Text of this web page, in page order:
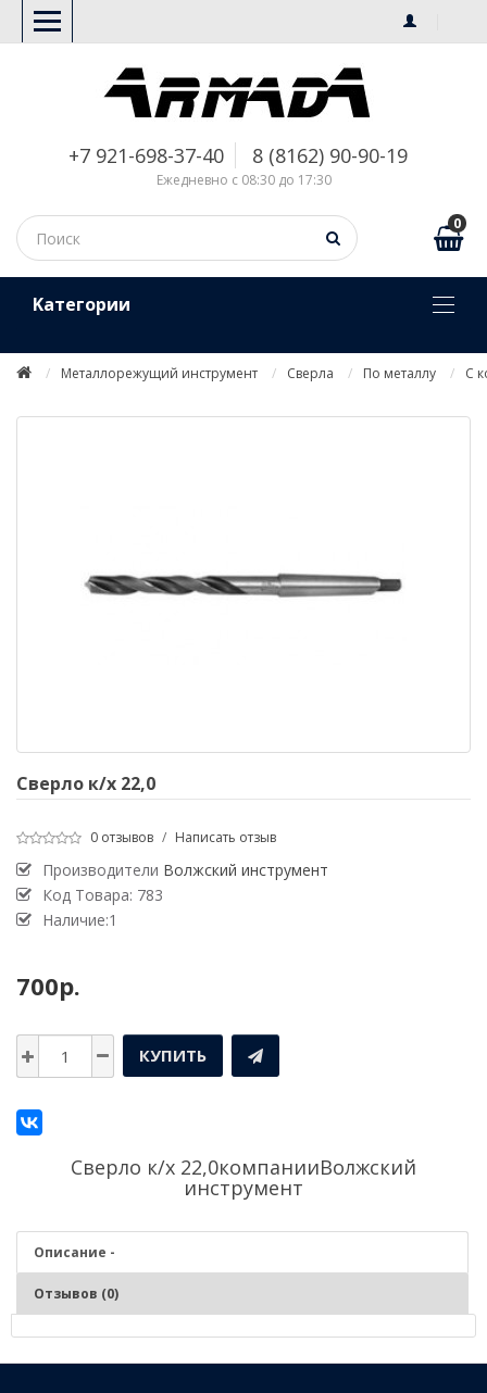
+7 921-698-37-40 8 (8162) 90-90-19
Ежедневно с 08:30 до 17:30
0
Kатегории
Металлорежущий инструмент Сверла По металлу С
Сверло к/х 22,0
0 отзывов / Написать отзыв
Производители Волжский инструмент
Код Товара: 783
Наличие:1
700р.
КУПИТЬ
Сверло к/х 22,0компанииВолжский
инструмент
Описание -
Отзывов (0)